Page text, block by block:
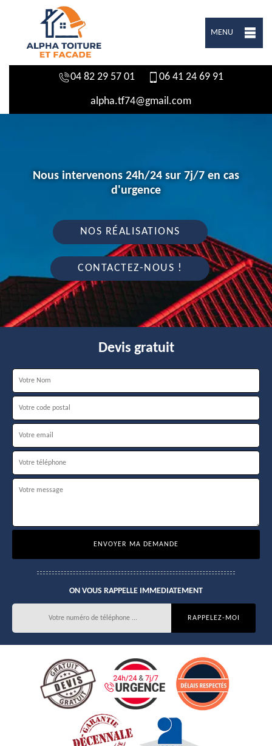
MENU
04 82 29 57 01 06 41 24 69 91
alpha.tf74@gmail.com
Nous intervenons 24h/24 sur 7j/7 en cas
d'urgence
NOS RÉALISATIONS
CONTACTEZ-NOUS !
Devis gratuit
ON VOUS RAPPELLE IMMEDIATEMENT